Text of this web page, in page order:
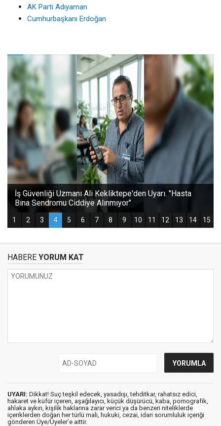
AK Parti Adıyaman
Cumhurbaşkanı Erdoğan
HABERE YORUM KAT
UYARI: Dikkat! Suç teşkil edecek, yasadışı, tehditkar, rahatsız edici,
hakaret ve küfür içeren, aşağılayıcı, küçük düşürücü, kaba, pornografik,
ahlaka aykırı, kişilik haklarına zarar verici ya da benzeri niteliklerde
içeriklerden doğan her türlü mali, hukuki, cezai, idari sorumluluk içeriği
gönderen Üye/Üyeler’e aittir.